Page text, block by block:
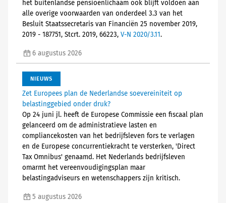
het buitenlandse pensioenlichaam ook blijft voldoen aan
alle overige voorwaarden van onderdeel 3.3 van het
Besluit Staatssecretaris van Financiën 25 november 2019,
2019 - 187751, Stcrt. 2019, 66223, V-N 2020/3.11.
6 augustus 2026
NIEUWS
Zet Europees plan de Nederlandse soevereiniteit op
belastinggebied onder druk?
Op 24 juni jl. heeft de Europese Commissie een fiscaal plan
gelanceerd om de administratieve lasten en
compliancekosten van het bedrijfsleven fors te verlagen
en de Europese concurrentiekracht te versterken, 'Direct
Tax Omnibus' genaamd. Het Nederlands bedrijfsleven
omarmt het vereenvoudigingsplan maar
belastingadviseurs en wetenschappers zijn kritisch.
5 augustus 2026